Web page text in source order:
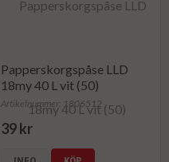
Papperskorgspåse LLD
18my 40 L vit (50)
Artikelnummer: 1806512
39 kr